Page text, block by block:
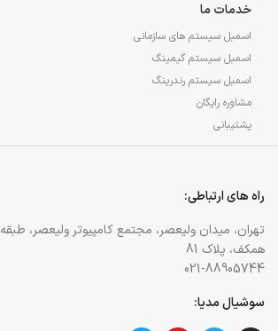
خدمات ما
اسمبل سیستم های سازمانی
اسمبل سیستم گیمینگ
اسمبل سیستم رندرینگ
مشاوره رایگان
پشتیبانی
راه های ارتباطی:
تهران، میدان ولیعصر، مجتمع کامپیوتر ولیعصر، طبقه
همکف، پلاک 81
021-88905744
سوشیال مدیا: